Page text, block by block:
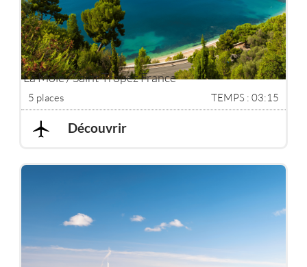
La Môle / Saint-Tropez France
5 places TEMPS : 03:15
Découvrir